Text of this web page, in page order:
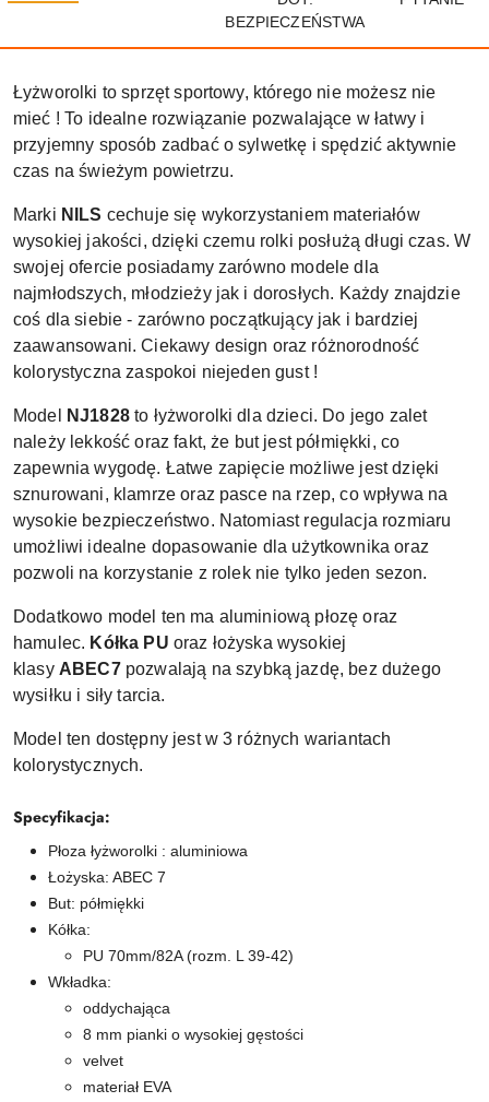
BEZPIECZEŃSTWA
Łyżworolki to sprzęt sportowy, którego nie możesz nie
mieć ! To idealne rozwiązanie pozwalające w łatwy i
przyjemny sposób zadbać o sylwetkę i spędzić aktywnie
czas na świeżym powietrzu.
Marki NILS cechuje się wykorzystaniem materiałów
wysokiej jakości, dzięki czemu rolki posłużą długi czas. W
swojej ofercie posiadamy zarówno modele dla
najmłodszych, młodzieży jak i dorosłych. Każdy znajdzie
coś dla siebie - zarówno początkujący jak i bardziej
zaawansowani. Ciekawy design oraz różnorodność
kolorystyczna zaspokoi niejeden gust !
Model NJ1828to łyżworolki dla dzieci. Do jego zalet
należy lekkość oraz fakt, że but jest półmiękki, co
zapewnia wygodę. Łatwe zapięcie możliwe jest dzięki
sznurowani, klamrze oraz pasce na rzep, co wpływa na
wysokie bezpieczeństwo. Natomiast regulacja rozmiaru
umożliwi idealne dopasowanie dla użytkownika oraz
pozwoli na korzystanie z rolek nie tylko jeden sezon.
Dodatkowo model ten ma aluminiową płozę oraz
hamulec. Kółka PU oraz łożyska wysokiej
klasy ABEC7pozwalają na szybką jazdę, bez dużego
wysiłku i siły tarcia.
Model ten dostępny jest w 3 różnych wariantach
kolorystycznych.
Specyfikacja:
Płoza łyżworolki : aluminiowa
Łożyska: ABEC 7
But: półmiękki
Kółka:
PU 70mm/82A (rozm. L 39-42)
Wkładka:
oddychająca
8 mm pianki o wysokiej gęstości
velvet
materiał EVA